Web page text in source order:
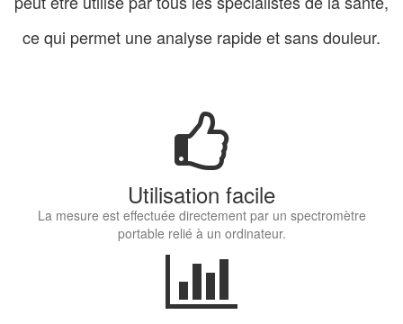
ce qui permet une analyse rapide et sans douleur.
Utilisation facile
La mesure est effectuée directement par un spectromètre
portable relié à un ordinateur.